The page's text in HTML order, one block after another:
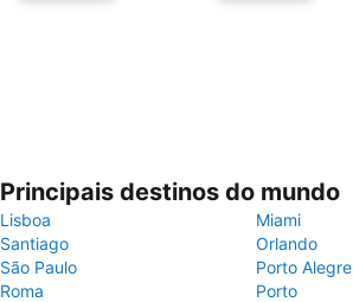
Principais destinos do mundo
Lisboa
Miami
Santiago
Orlando
São Paulo
Porto Alegre
Roma
Porto